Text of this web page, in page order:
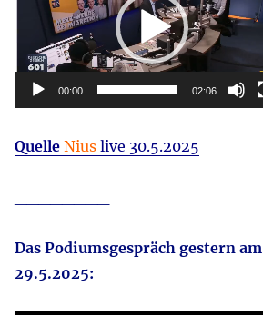
00:00 02:06
Quelle Niuslive 30.5.2025
Das Podiumsgespräch gestern am
29.5.2025: